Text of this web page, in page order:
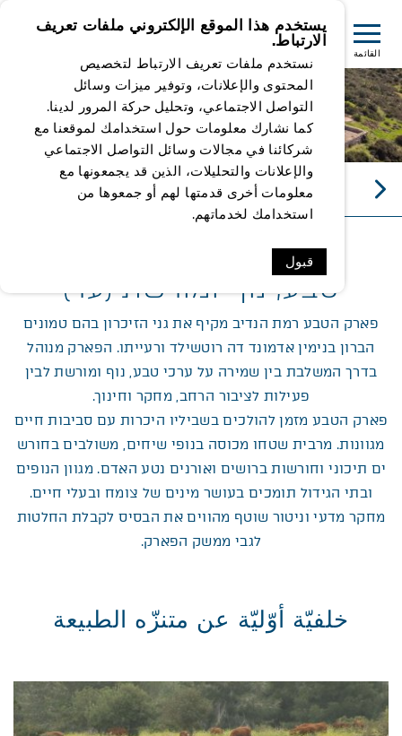
القائمة
טבע, נוף ומורשת (ער)
טבע, נוף ומורשת (ער)
פארק הטבע רמת הנדיב מקיף את גני הזיכרון בהם טמונים
הברון בנימין אדמונד דה רוטשילד ורעייתו. הפארק מנוהל
בדרך המשלבת בין שמירה על ערכי טבע, נוף ומורשת לבין
פעילות לציבור הרחב, מחקר וחינוך.
פארק הטבע מזמן להולכים בשביליו היכרות עם סביבות חיים
מגוונות. מרבית שטחו מכוסה בנופי שיחים, משולבים בחורש
ים תיכוני וחורשות ברושים ואורנים נטע האדם. מגוון הנופים
ובתי הגידול תומכים בעושר מינים של צומח ובעלי חיים.
מחקר מדעי וניטור שוטף מהווים את הבסיס לקבלת החלטות
לגבי ממשק הפארק.
خلفيّة أوّليّة عن متنزّه الطبيعة
يستخدم هذا الموقع الإلكتروني ملفات تعريف
الارتباط.
نستخدم ملفات تعريف الارتباط لتخصيص
المحتوى والإعلانات، وتوفير ميزات وسائل
التواصل الاجتماعي، وتحليل حركة المرور لدينا.
كما نشارك معلومات حول استخدامك لموقعنا مع
شركائنا في مجالات وسائل التواصل الاجتماعي
والإعلانات والتحليلات، الذين قد يجمعونها مع
معلومات أخرى قدمتها لهم أو جمعوها من
استخدامك لخدماتهم.
قبول